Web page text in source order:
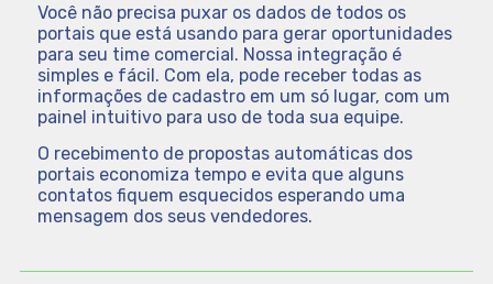
Você não precisa puxar os dados de todos os
portais que está usando para gerar oportunidades
para seu time comercial. Nossa integração é
simples e fácil. Com ela, pode receber todas as
informações de cadastro em um só lugar, com um
painel intuitivo para uso de toda sua equipe.
O recebimento de propostas automáticas dos
portais economiza tempo e evita que alguns
contatos fiquem esquecidos esperando uma
mensagem dos seus vendedores.